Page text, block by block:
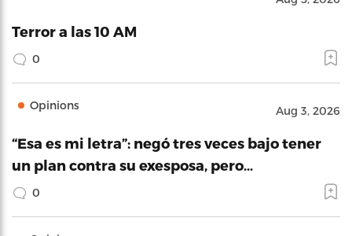
Terror a las 10 AM
0
Opinions Aug 3, 2026
“Esa es mi letra”: negó tres veces bajo tener
un plan contra su exesposa, pero…
0